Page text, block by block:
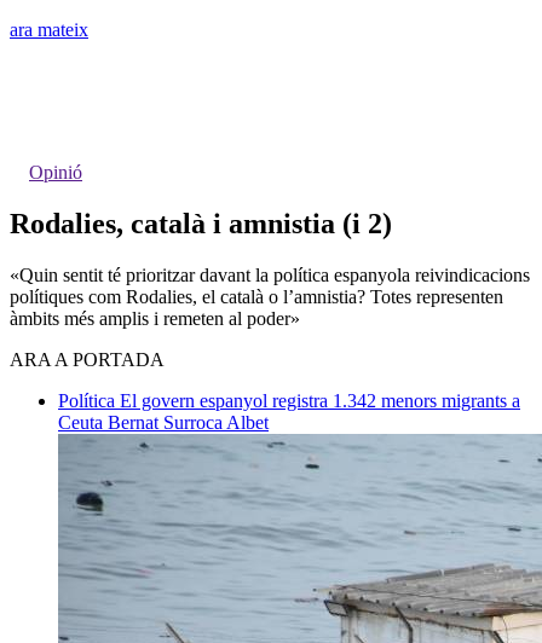
ara mateix
Opinió
Rodalies, català i amnistia (i 2)
«Quin sentit té prioritzar davant la política espanyola reivindicacions
polítiques com Rodalies, el català o l’amnistia? Totes representen
àmbits més amplis i remeten al poder»
ARA A PORTADA
Política El govern espanyol registra 1.342 menors migrants a
Ceuta Bernat Surroca Albet